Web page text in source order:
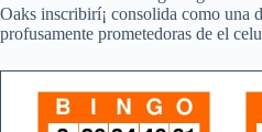
Oaks inscribirí¡ consolida como una
profusamente prometedoras de el